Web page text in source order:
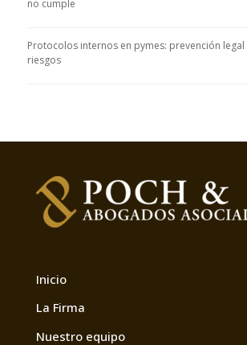
no cumple
Protocolos internos en pymes: prevención
riesgos
Inicio
La Firma
Nuestro equipo